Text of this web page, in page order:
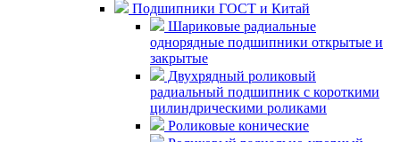
Подшипники ГОСТ и Китай
Шариковые радиальные
однорядные подшипники открытые и
закрытые
Двухрядный роликовый
радиальный подшипник с короткими
цилиндрическими роликами
Роликовые конические